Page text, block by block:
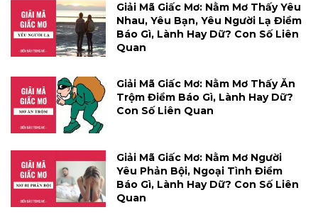
Giải Mã Giấc Mơ: Nằm Mơ Thấy Yêu
Nhau, Yêu Bạn, Yêu Người Lạ Điềm
Báo Gì, Lành Hay Dữ? Con Số Liên
Quan
Giải Mã Giấc Mơ: Nằm Mơ Thấy Ăn
Trộm Điềm Báo Gì, Lành Hay Dữ?
Con Số Liên Quan
Giải Mã Giấc Mơ: Nằm Mơ Người
Yêu Phản Bội, Ngoại Tình Điềm
Báo Gì, Lành Hay Dữ? Con Số Liên
Quan